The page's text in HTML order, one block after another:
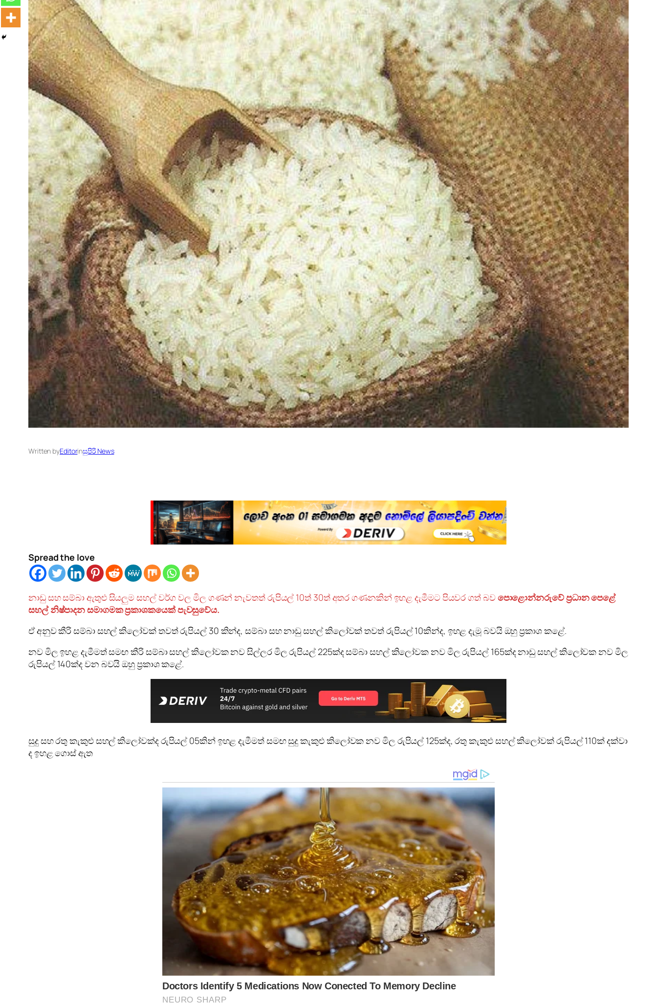
Written byEditorinසුපිරි News
Spread the love
නාඩු සහ සම්බා ඇතුළු සියලුම සහල් වර්ග වල මිල ගණන් නැවතත් රුපියල් 10ත් 30ත් අතර ගණනකින් ඉහළ දැමීමට පියවර ගත් බවපොළොන්නරුවේ ප්‍රධාන පෙළේ
සහල් නිෂ්පාදන සමාගමක ප්‍රකාශකයෙක් පැවසුවේය.
ඒ අනුව කීරි සම්බා සහල් කිලෝවක් තවත් රුපියල් 30 කින්ද, සම්බා සහ නාඩු සහල් කිලෝවක් තවත් රුපියල් 10කින්ද, ඉහළ දැමූ බවයි ඔහු ප්‍රකාශ කළේ.
නව මිල ඉහළ දැමීමත් සමඟ කීරි සම්බා සහල් කිලෝවක නව සිල්ලර මිල රුපියල් 225ක්ද සම්බා සහල් කිලෝවක නව මිල රුපියල් 165ක්ද නාඩු සහල් කිලෝවක නව මිල
රුපියල් 140ක්ද වන බවයි ඔහු ප්‍රකාශ කළේ.
සුදු සහ රතු කැකුළු සහල් කිලෝවක්ද රුපියල් 05කින් ඉහළ දැමීමත් සමඟ සුදු කැකුළු කිලෝවක නව මිල රුපියල් 125ක්ද, රතු කැකුළු සහල් කිලෝවක් රුපියල් 110ක් දක්වා
ද ඉහළ ගොස් ඇත